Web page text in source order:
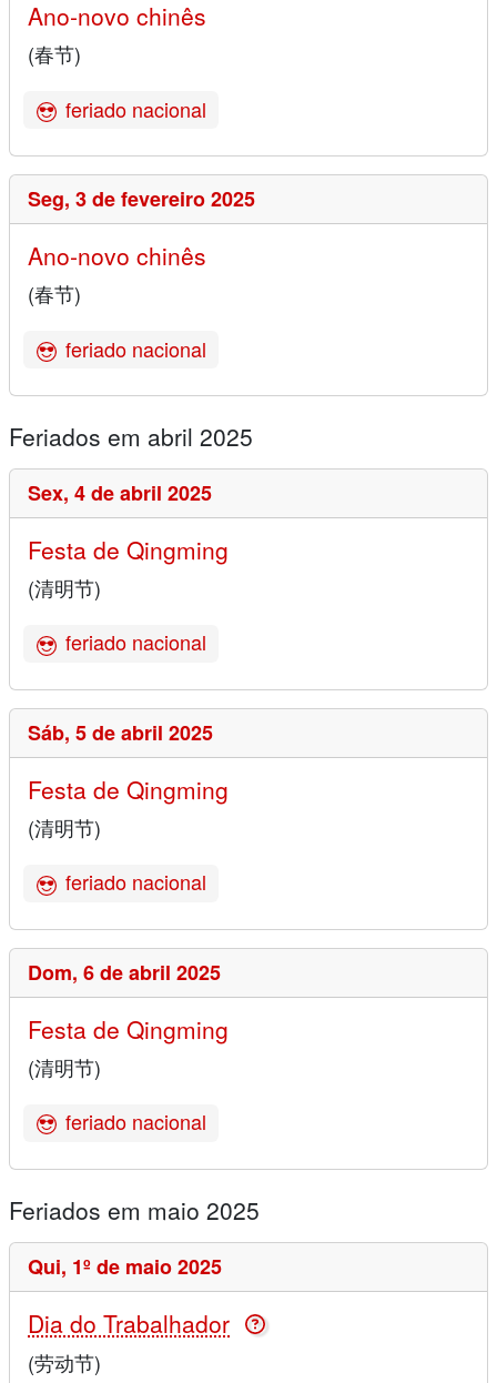
Ano-novo chinês
(春节)
feriado nacional
Seg, 3 de fevereiro 2025
Ano-novo chinês
(春节)
feriado nacional
Feriados em abril 2025
Sex, 4 de abril 2025
Festa de Qingming
(清明节)
feriado nacional
Sáb, 5 de abril 2025
Festa de Qingming
(清明节)
feriado nacional
Dom, 6 de abril 2025
Festa de Qingming
(清明节)
feriado nacional
Feriados em maio 2025
Qui, 1º de maio 2025
Dia do Trabalhador
(劳动节)